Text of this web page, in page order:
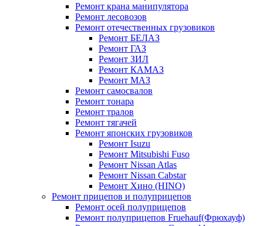
Ремонт крана манипулятора
Ремонт лесовозов
Ремонт отечественных грузовиков
Ремонт БЕЛАЗ
Ремонт ГАЗ
Ремонт ЗИЛ
Ремонт КАМАЗ
Ремонт МАЗ
Ремонт самосвалов
Ремонт тонара
Ремонт тралов
Ремонт тягачей
Ремонт японских грузовиков
Ремонт Isuzu
Ремонт Mitsubishi Fuso
Ремонт Nissan Atlas
Ремонт Nissan Cabstar
Ремонт Хино (HINO)
Ремонт прицепов и полуприцепов
Ремонт осей полуприцепов
Ремонт полуприцепов Fruehauf(Фрюхауф)